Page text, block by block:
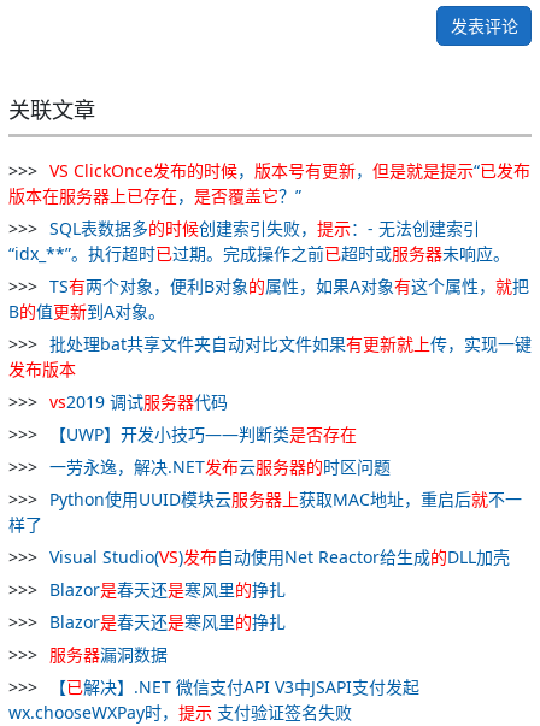
发表评论
关联文章
VS ClickOnce发布的时候， 版本号有更新， 但是就是提示“已发布
版本在服务器 上已存在， 是否覆盖它？”
SQL表数据多的时候创建索引失败， 提示：- 无法创建索引
“idx_**”。执行超时已过期。完成操作之前已超时或服务器未响应。
TS有两个对象，便利B对象的属性，如果A对象有这个属性， 就把
B的值更新到A对象。
批处理bat共享文件夹自动对比文件如果有更新就 上传，实现一键
发布版本
vs2019 调试服务器代码
【UWP】开发小技巧――判断类是否存在
一劳永逸，解决.NET发布云服务器的时区问题
Python使用UUID模块云服务器 上获取MAC地址，重启后就不一
样了
Visual Studio(VS)发布自动使用Net Reactor给生成的DLL加壳
Blazor是春天还是寒风里的挣扎
Blazor是春天还是寒风里的挣扎
服务器漏洞数据
【已解决】.NET 微信支付API V3中JSAPI支付发起
wx.chooseWXPay时， 提示 支付验证签名失败